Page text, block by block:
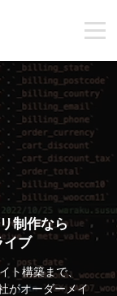
制作なら
イブ
ト構築まで、
がオーダーメイ